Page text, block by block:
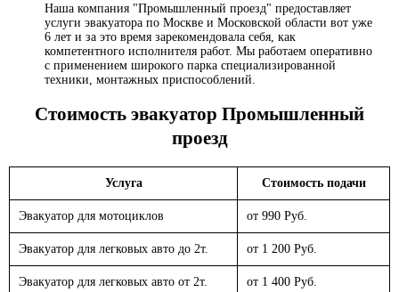
Наша компания "Промышленный проезд" предоставляет
услуги эвакуатора по Москве и Московской области вот уже
6 лет и за это время зарекомендовала себя, как
компетентного исполнителя работ. Мы работаем оперативно
с применением широкого парка специализированной
техники, монтажных приспособлений.
Стоимость эвакуатор Промышленный
проезд
Услуга Стоимость подачи
Эвакуатор для мотоциклов от 990 Руб.
Эвакуатор для легковых авто до 2т. от 1 200 Руб.
Эвакуатор для легковых авто от 2т. от 1 400 Руб.